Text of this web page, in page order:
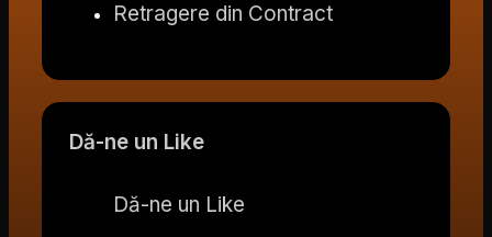
Retragere din Contract
Dă-ne un Like
Dă-ne un Like